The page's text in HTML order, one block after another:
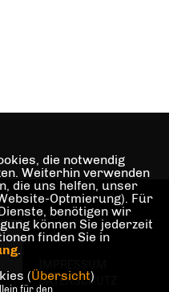
DATENSCHUTZ
die notwendig
Weiterhin verwenden
die uns helfen, unser
Optmierung). Für
benötigen wir
können Sie jederzeit
finden Sie in
.
(Übersicht)
für den